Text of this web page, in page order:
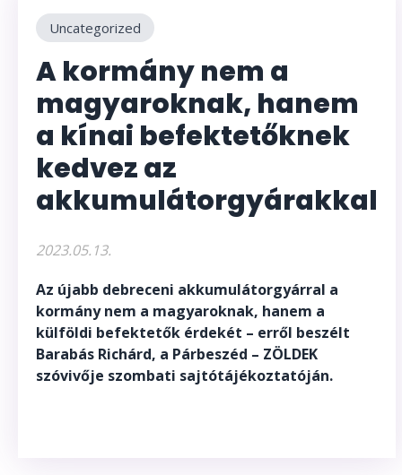
Uncategorized
A kormány nem a
magyaroknak, hanem
a kínai befektetőknek
kedvez az
akkumulátorgyárakkal
2023.05.13.
Az újabb debreceni akkumulátorgyárral a
kormány nem a magyaroknak, hanem a
külföldi befektetők érdekét – erről beszélt
Barabás Richárd, a Párbeszéd – ZÖLDEK
szóvivője szombati sajtótájékoztatóján.